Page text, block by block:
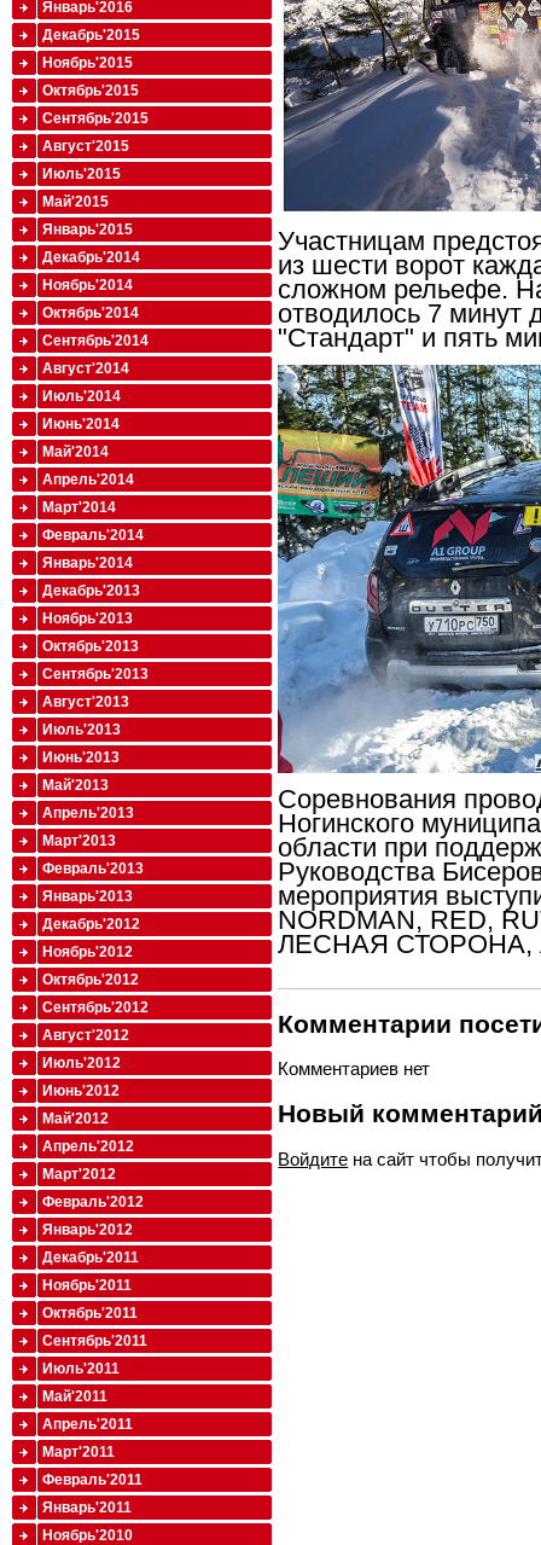
Участницам
из шести ворот
сложном рельефе.
отводилось 7 минут
"Стандарт" и пять
Соревнования
Ногинского
области при
Руководства
мероприятия
NORDMAN, RED,
ЛЕСНАЯ СТОРОНА,
Комментарии
Комментариев нет
Новый
Войдите на сайт чтобы
Январь'2016
Декабрь'2015
Ноябрь'2015
Октябрь'2015
Сентябрь'2015
Август'2015
Июль'2015
Май'2015
Январь'2015
Декабрь'2014
Ноябрь'2014
Октябрь'2014
Сентябрь'2014
Август'2014
Июль'2014
Июнь'2014
Май'2014
Апрель'2014
Март'2014
Февраль'2014
Январь'2014
Декабрь'2013
Ноябрь'2013
Октябрь'2013
Сентябрь'2013
Август'2013
Июль'2013
Июнь'2013
Май'2013
Апрель'2013
Март'2013
Февраль'2013
Январь'2013
Декабрь'2012
Ноябрь'2012
Октябрь'2012
Сентябрь'2012
Август'2012
Июль'2012
Июнь'2012
Май'2012
Апрель'2012
Март'2012
Февраль'2012
Январь'2012
Декабрь'2011
Ноябрь'2011
Октябрь'2011
Сентябрь'2011
Июль'2011
Май'2011
Апрель'2011
Март'2011
Февраль'2011
Январь'2011
Ноябрь'2010